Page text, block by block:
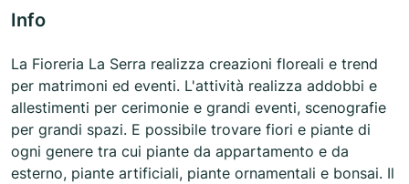
Info
La Fioreria La Serra realizza creazioni floreali e trend
per matrimoni ed eventi. L'attività realizza addobbi e
allestimenti per cerimonie e grandi eventi, scenografie
per grandi spazi. E possibile trovare fiori e piante di
ogni genere tra cui piante da appartamento e da
esterno, piante artificiali, piante ornamentali e bonsai. Il